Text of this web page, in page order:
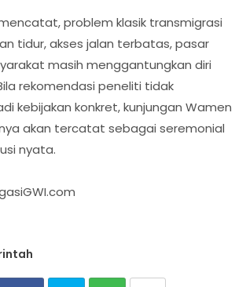
problem klasik transmigrasi
tidur, akses jalan terbatas, pasar
masih menggantungkan diri
rekomendasi peneliti tidak
kebijakan konkret, kunjungan Wamen
akan tercatat sebagai seremonial
nyata.